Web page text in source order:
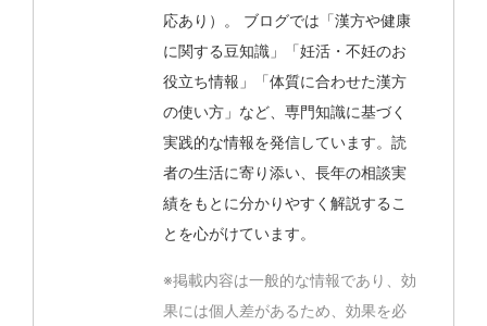
応あり）。 ブログでは「漢方や健康
に関する豆知識」「妊活・不妊のお
役立ち情報」「体質に合わせた漢方
の使い方」など、専門知識に基づく
実践的な情報を発信しています。読
者の生活に寄り添い、長年の相談実
績をもとに分かりやすく解説するこ
とを心がけています。
※掲載内容は一般的な情報であり、効
果には個人差があるため、効果を必